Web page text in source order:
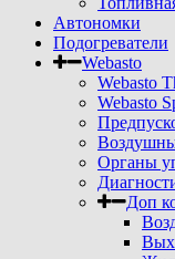
Автономки
Подогреватели
Webasto
Webasto
Webasto
Органы
Доп